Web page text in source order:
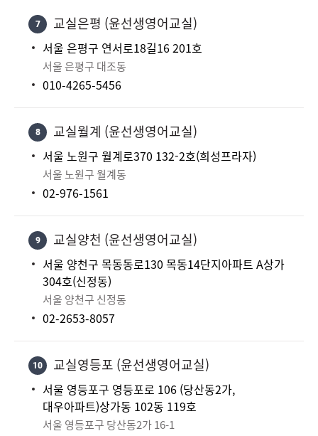
7 교실은평 (윤선생영어교실)
서울 은평구 연서로18길16 201호
서울 은평구 대조동
010-4265-5456
8 교실월계 (윤선생영어교실)
서울 노원구 월계로370 132-2호(희성프라자)
서울 노원구 월계동
02-976-1561
9 교실양천 (윤선생영어교실)
서울 양천구 목동동로130 목동14단지아파트 A상가
304호(신정동)
서울 양천구 신정동
02-2653-8057
10 교실영등포 (윤선생영어교실)
서울 영등포구 영등포로 106 (당산동2가,
대우아파트)상가동 102동 119호
서울 영등포구 당산동2가 16-1